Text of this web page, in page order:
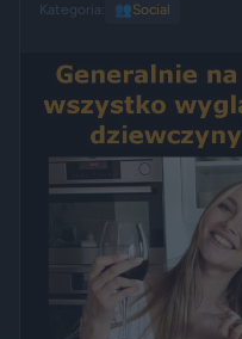
Kategoria: 👥Social